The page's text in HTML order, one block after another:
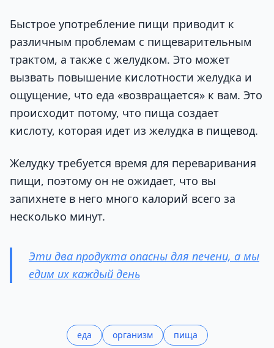
Быстрое употребление пищи приводит к
различным проблемам с пищеварительным
трактом, а также с желудком. Это может
вызвать повышение кислотности желудка и
ощущение, что еда «возвращается» к вам. Это
происходит потому, что пища создает
кислоту, которая идет из желудка в пищевод.
Желудку требуется время для переваривания
пищи, поэтому он не ожидает, что вы
запихнете в него много калорий всего за
несколько минут.
Эти два продукта опасны для печени, а мы
едим их каждый день
еда организм пища